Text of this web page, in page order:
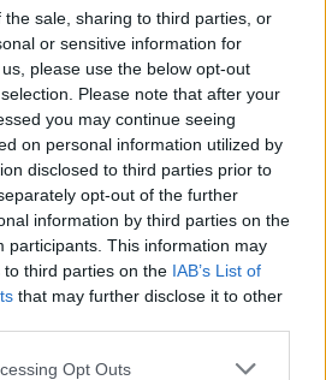
sale, sharing to third parties, or
or sensitive information for
please use the below opt-out
Please note that after your
you may continue seeing
on personal information utilized by
disclosed to third parties prior to
opt-out of the further
information by third parties on the
participants. This information may
third parties on the IAB’s List of
that may further disclose it to other
Opt Outs
This site is protected by
reCAPTCHA and the Google
Privacy PolicyandTerms of